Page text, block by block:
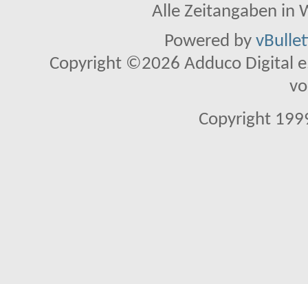
Alle Zeitangaben in
Powered by
Copyright ©2026 Adduco Digital
Copyright